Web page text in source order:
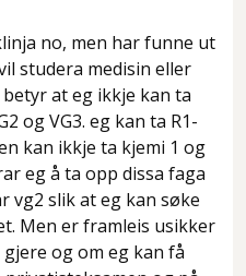
no, men har funne ut
studera medisin eller
at eg ikkje kan ta
og VG3. eg kan ta R1-
kan ikkje ta kjemi 1 og
eg å ta opp dissa faga
vg2 slik at eg kan søke
Men er framleis usikker
og om eg kan få